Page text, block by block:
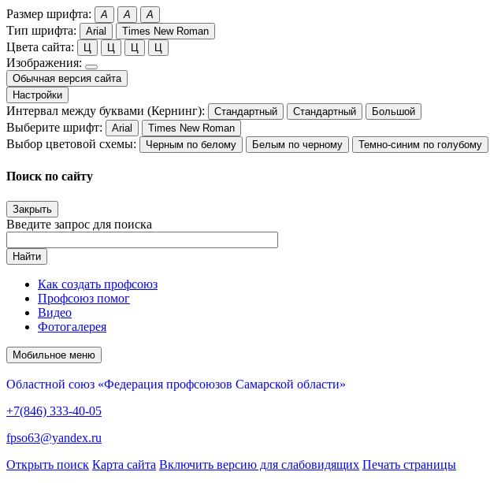
Размер шрифта: A A A
Тип шрифта: Arial Times New Roman
Цвета сайта: Ц Ц Ц Ц
Изображения:
Обычная версия сайта
Настройки
Интервал между буквами (Кернинг): Стандартный Стандартный Большой
Выберите шрифт: Arial Times New Roman
Выбор цветовой схемы: Черным по белому Белым по черному Темно-синим по голубому
Поиск по сайту
Закрыть
Введите запрос для поиска
Найти
Как создать профсоюз
Профсоюз помог
Видео
Фотогалерея
Мобильное меню
Областной союз «Федерация профсоюзов Самарской области»
+7(846) 333-40-05
fpso63@yandex.ru
Открыть поиск Карта сайта Включить версию для слабовидящих Печать страницы